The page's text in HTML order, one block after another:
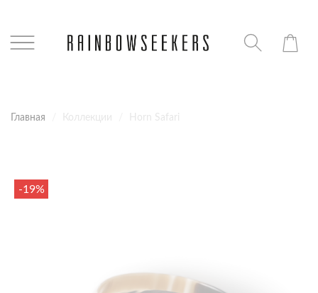
Главная Коллекции Horn Safari
-19%